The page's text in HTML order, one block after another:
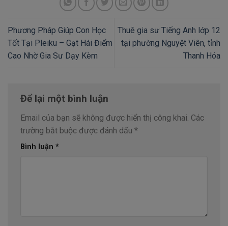
Phương Pháp Giúp Con Học
Tốt Tại Pleiku – Gạt Hái Điểm
Cao Nhờ Gia Sư Dạy Kèm
Thuê gia sư Tiếng Anh lớp 12
tại phường Nguyệt Viên, tỉnh
Thanh Hóa
Để lại một bình luận
Email của bạn sẽ không được hiển thị công khai. Các
trường bắt buộc được đánh dấu *
Bình luận *